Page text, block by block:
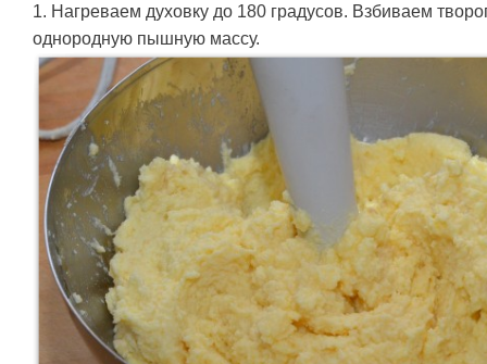
1. Нагреваем духовку до 180 градусов. Взбиваем
однородную пышную массу.